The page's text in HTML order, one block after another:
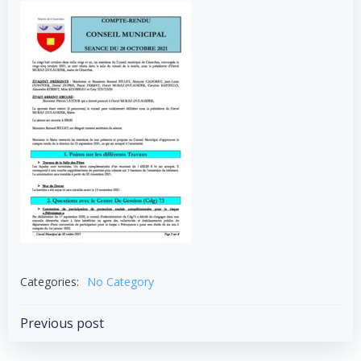
Categories: No Category
Post
Previous post